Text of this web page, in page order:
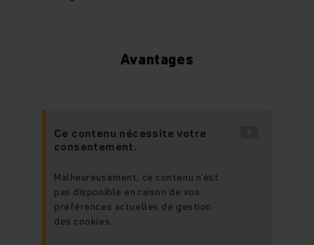
Avantages
Ce contenu nécessite votre
consentement.
Malheureusement, ce contenu n'est
pas disponible en raison de vos
préférences actuelles de gestion
des cookies.